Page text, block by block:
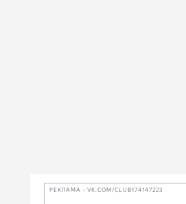
РЕКЛАМА • VK.COM/CLUB174147223